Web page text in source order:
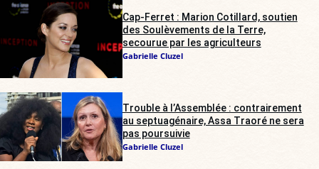
Cap-Ferret : Marion Cotillard, soutien
des Soulèvements de la Terre,
secourue par les agriculteurs
Gabrielle Cluzel
Trouble à l’Assemblée : contrairement
au septuagénaire, Assa Traoré ne sera
pas poursuivie
Gabrielle Cluzel